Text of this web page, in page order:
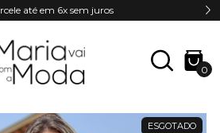
Special gift acima de R$200
0
ESGOTADO